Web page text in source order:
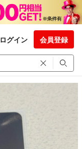
ログイン 会員登録